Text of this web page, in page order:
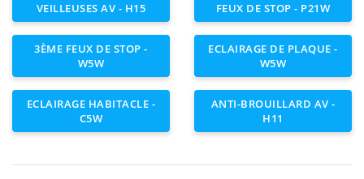
VEILLEUSES AV - H15 FEUX DE STOP - P21W
3ÈME FEUX DE STOP -
W5W
ECLAIRAGE DE PLAQUE -
W5W
ECLAIRAGE HABITACLE -
C5W
ANTI-BROUILLARD AV -
H11